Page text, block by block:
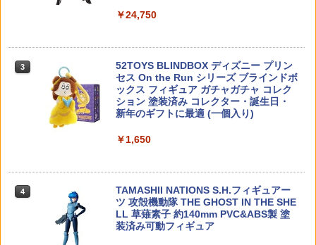
迄】【中古】 バンダイ 機動戦士Zガンダ
『アルカナディア』 ヴェルルッタ First
鹿 併売】【065-260809-02JS】
￥12,800
【未開封】バンダイ 想造ガレリア天空
の城ラピュタ ロボット兵 Full Action Ve
r.(キャンディオンラインショップ、どん
ュア】【鈴鹿 併売】【065-260722-01Q
デスクトップリアルマッコイ 『ドラゴン
東京マルイ 7.2V 500mAh マイクロ500
バッテリー
5
東京マルイ NEW 7.2V マイクロ500バッ
テリー用充電器 エアガン
￥2,280
4
タミヤ OP.1772 TA07 バランスウェイト
（137×23mm/25g）【54772】 ラジコン
用
￥770
￥814
￥24,750
3
52TOYS BLINDBOX ディズニー プリン
セス On the Run シリーズ ブラインドボ
ックス フィギュア ガチャガチャ コレク
ション 塗装済み コレクター・誕生日・
新年のギフトに最適 (一個入り)
￥1,650
4
TAMASHII NATIONS S.H.フィギュアー
ツ 攻殻機動隊 THE GHOST IN THE SHE
LL 草薙素子 約140mm PVC&ABS製 塗
装済み可動フィギュア